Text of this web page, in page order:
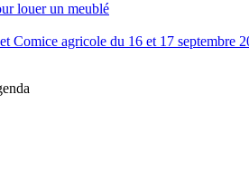
louer un meublé
Comice agricole du 16 et 17 septembre